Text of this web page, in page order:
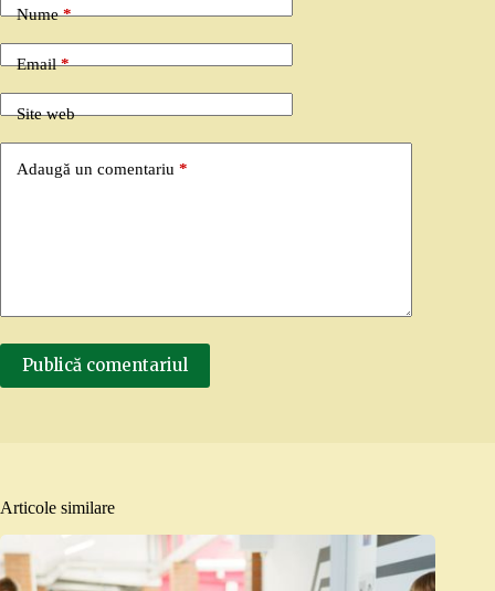
Nume*
Email*
Site web
Adaugă un comentariu *
Publică comentariul
Articole similare